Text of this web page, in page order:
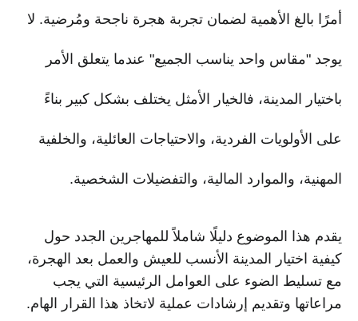
أمرًا بالغ الأهمية لضمان تجربة هجرة ناجحة ومُرضية. لا
يوجد "مقاس واحد يناسب الجميع" عندما يتعلق الأمر
باختيار المدينة، فالخيار الأمثل يختلف بشكل كبير بناءً
على الأولويات الفردية، والاحتياجات العائلية، والخلفية
المهنية، والموارد المالية، والتفضيلات الشخصية.
يقدم هذا الموضوع دليلًا شاملاً للمهاجرين الجدد حول
كيفية اختيار المدينة الأنسب للعيش والعمل بعد الهجرة،
مع تسليط الضوء على العوامل الرئيسية التي يجب
مراعاتها وتقديم إرشادات عملية لاتخاذ هذا القرار الهام.